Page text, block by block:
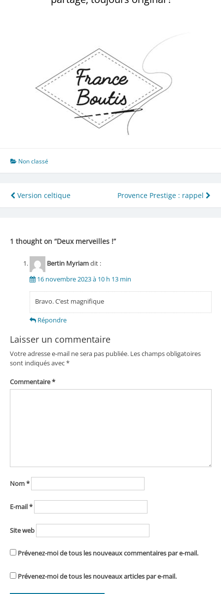
Non classé
Navigation
de
Version celtique Provence Prestige : rappel
1 thought on “Deux merveilles !”
Bertin Myriamdit :
16 novembre 2023 à 10 h 13 min
Bravo. C’est magnifique
Répondre
Laisser un commentaire
Votre adresse e-mail ne sera pas publiée. Les champs obligatoires
sont indiqués avec*
Commentaire*
Nom*
E-mail*
Site web
Prévenez-moi de tous les nouveaux commentaires par e-mail.
Prévenez-moi de tous les nouveaux articles par e-mail.